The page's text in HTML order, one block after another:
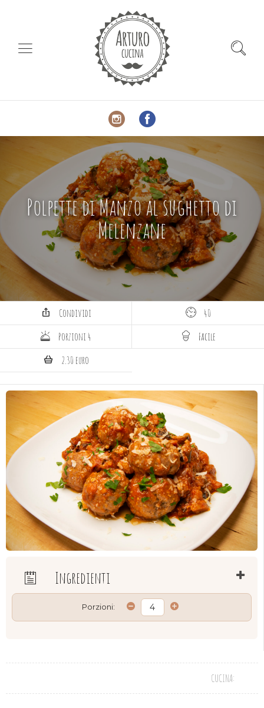
Polpette di Manzo al sughetto di
Melenzane
Condividi
40
Porzioni 4
Facile
2.30 euro
Ingredienti
Porzioni:
CUCINA: